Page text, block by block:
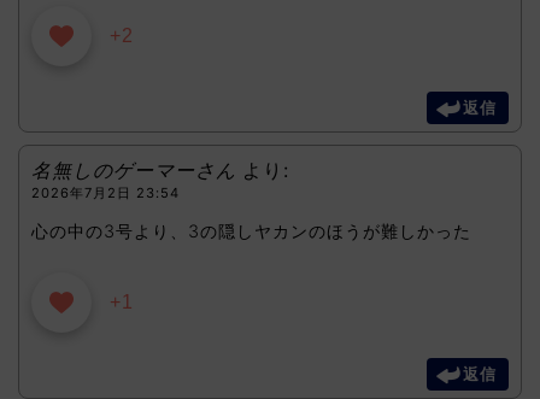
+2
返信
名無しのゲーマーさん より:
2026年7月2日 23:54
心の中の3号より、3の隠しヤカンのほうが難しかった
+1
返信